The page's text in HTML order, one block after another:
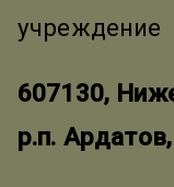
учреждение
607130,
р.п.